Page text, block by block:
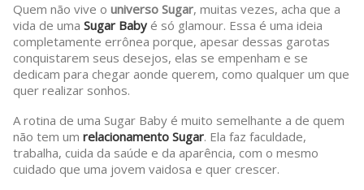
Quem não vive o universo Sugar, muitas vezes, acha que a
vida de uma Sugar Baby é só glamour. Essa é uma ideia
completamente errônea porque, apesar dessas garotas
conquistarem seus desejos, elas se empenham e se
dedicam para chegar aonde querem, como qualquer um que
quer realizar sonhos.
A rotina de uma Sugar Baby é muito semelhante a de quem
não tem um relacionamento Sugar. Ela faz faculdade,
trabalha, cuida da saúde e da aparência, com o mesmo
cuidado que uma jovem vaidosa e quer crescer.